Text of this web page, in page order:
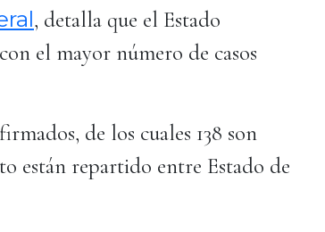
, detalla que el Estado
el mayor número de casos
de los cuales 138 son
están repartido entre Estado de